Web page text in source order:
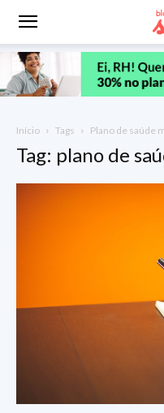
Início Tags Plano de saúde
Tag: plano de